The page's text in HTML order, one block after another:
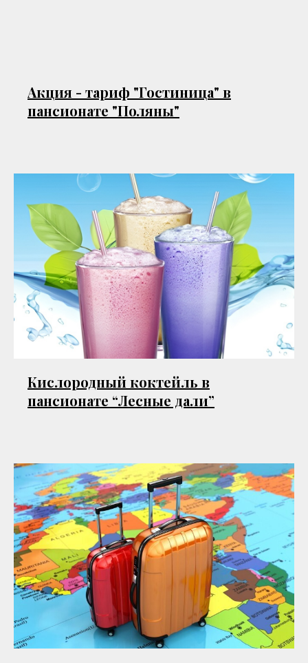
Акция - тариф "Гостиница" в
пансионате "Поляны"
Кислородный коктейль в
пансионате “Лесные дали”